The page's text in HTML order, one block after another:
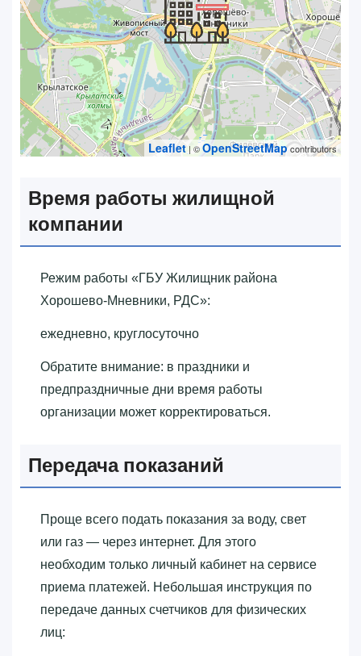
Leaflet | ©OpenStreetMapcontributors
Время работы жилищной
компании
Режим работы «‎ГБУ Жилищник района
Хорошево-Мневники, РДС»‎:
ежедневно, круглосуточно
Обратите внимание: в праздники и
предпраздничные дни время работы
организации может корректироваться.
Передача показаний
Проще всего подать показания за воду, свет
или газ — через интернет. Для этого
необходим только личный кабинет на сервисе
приема платежей. Небольшая инструкция по
передаче данных счетчиков для физических
лиц: